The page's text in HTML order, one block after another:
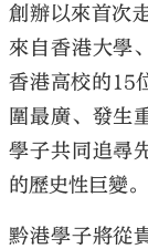
創辦以來首次
來自香港大學
香港高校的15
圍最廣、發生
學子共同追尋
的歷史性巨變。
黔港學子將從